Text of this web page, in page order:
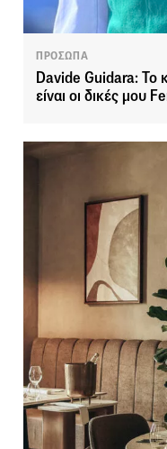
ΠΡΟΣΩΠΑ
Davide Guidara: Το
είναι οι δικές μου